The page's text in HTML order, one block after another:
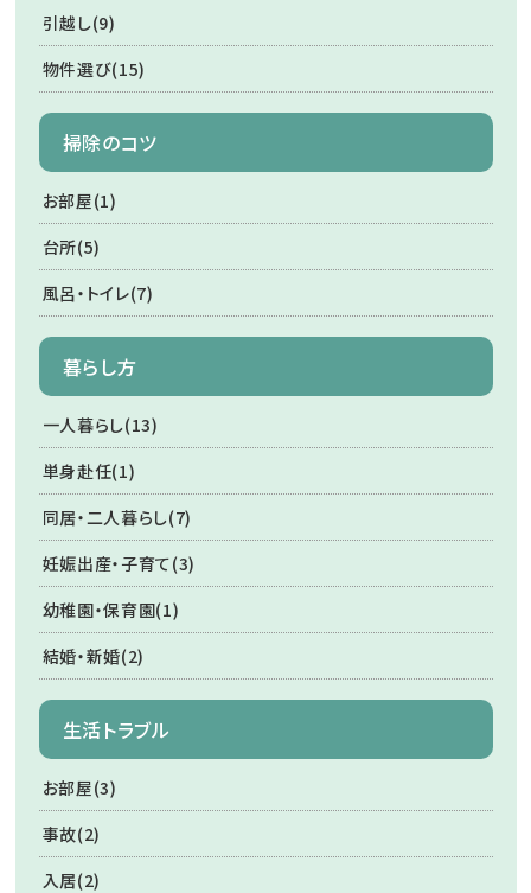
引越し(9)
物件選び(15)
掃除のコツ
お部屋(1)
台所(5)
風呂・トイレ(7)
暮らし方
一人暮らし(13)
単身赴任(1)
同居・二人暮らし(7)
妊娠出産・子育て(3)
幼稚園・保育園(1)
結婚・新婚(2)
生活トラブル
お部屋(3)
事故(2)
入居(2)